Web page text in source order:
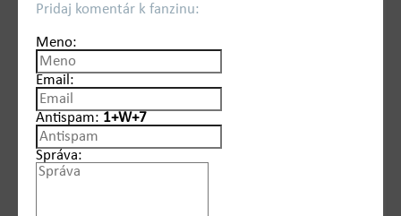
Pridaj komentár k fanzinu:
Meno:
Email:
Antispam: 1+W+7
Správa: